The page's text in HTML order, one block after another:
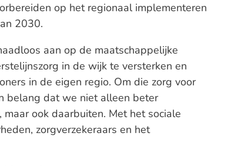
op het regionaal implementeren
2030.
aan op de maatschappelijke
in de wijk te versterken en
in de eigen regio. Om die zorg voor
belang dat we niet alleen beter
ook daarbuiten. Met het sociale
zorgverzekeraars en het